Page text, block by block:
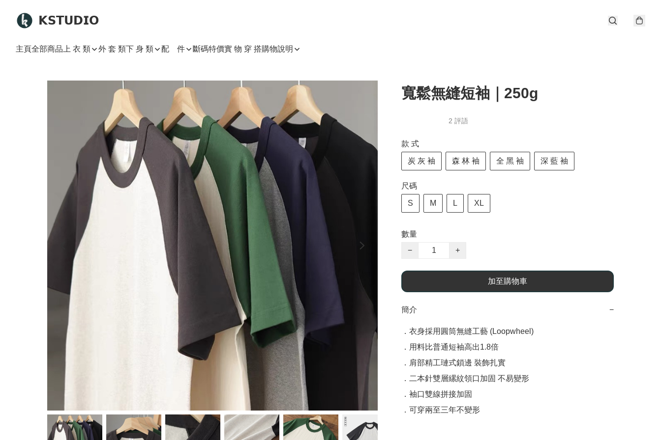
𝗞𝗦𝗧𝗨𝗗𝗜𝗢
主頁全部商品 上 衣 類 外 套 類下 身 類 配 件 斷碼特價實 物 穿 搭購物說明
寬鬆無縫短袖｜250g
2 評語
款 式
炭 灰 袖 森 林 袖 全 黑 袖 深 藍 袖
尺碼
S M L XL
數量
−
+
加至購物車
簡介 −
．衣身採用圓筒無縫工藝 (Loopwheel)
．用料比普通短袖高出1.8倍
．肩部精工璉式鎖邊 裝飾扎實
．二本針雙層縲紋領口加固 不易變形
．袖口雙線拼接加固
．可穿兩至三年不變形